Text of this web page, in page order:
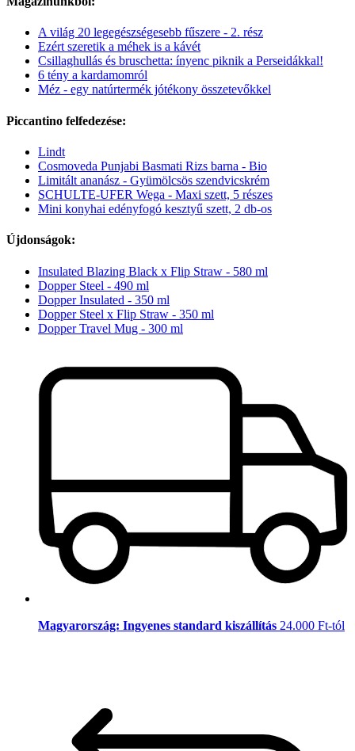
A világ 20 legegészségesebb fűszere - 2. rész
Ezért szeretik a méhek is a kávét
Csillaghullás és bruschetta: ínyenc piknik a Perseidákkal!
6 tény a kardamomról
Méz - egy natúrtermék jótékony összetevőkkel
Piccantino felfedezése:
Lindt
Cosmoveda Punjabi Basmati Rizs barna - Bio
Limitált ananász - Gyümölcsös szendvicskrém
SCHULTE-UFER Wega - Maxi szett, 5 részes
Mini konyhai edényfogó kesztyű szett, 2 db-os
Újdonságok:
Insulated Blazing Black x Flip Straw - 580 ml
Dopper Steel - 490 ml
Dopper Insulated - 350 ml
Dopper Steel x Flip Straw - 350 ml
Dopper Travel Mug - 300 ml
Magyarország: Ingyenes standard kiszállítás 24.000 Ft-tól